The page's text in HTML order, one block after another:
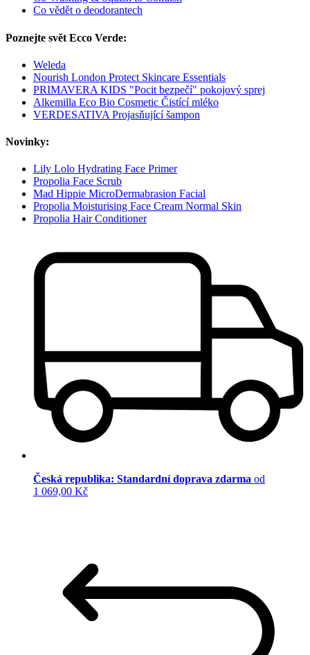
Co vědět o deodorantech
Poznejte svět Ecco Verde:
Weleda
Nourish London Protect Skincare Essentials
PRIMAVERA KIDS "Pocit bezpečí" pokojový sprej
Alkemilla Eco Bio Cosmetic Čistící mléko
VERDESATIVA Projasňující šampon
Novinky:
Lily Lolo Hydrating Face Primer
Propolia Face Scrub
Mad Hippie MicroDermabrasion Facial
Propolia Moisturising Face Cream Normal Skin
Propolia Hair Conditioner
Česká republika: Standardní doprava zdarma od
1 069,00 Kč